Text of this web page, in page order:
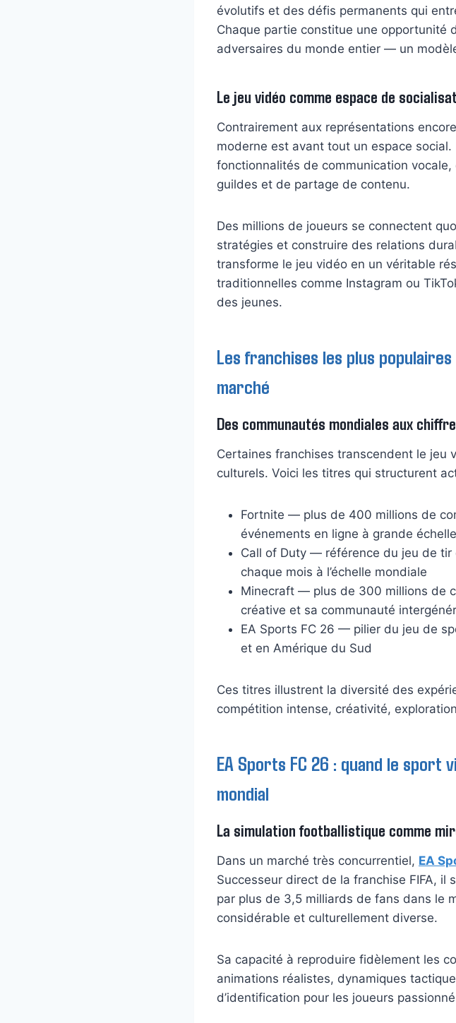
évolutifs et des défis permanents qui
Chaque partie constitue une opportunité
adversaires du monde entier — un
Le jeu vidéo comme espace de
Contrairement aux représentations
moderne est avant tout un espace
fonctionnalités de communication
guildes et de partage de contenu.
Des millions de joueurs se connectent
stratégies et construire des relations
transforme le jeu vidéo en un véritable
traditionnelles comme Instagram ou
des jeunes.
Les franchises les plus
marché
Des communautés mondiales aux
Certaines franchises transcendent le jeu
culturels. Voici les titres qui structurent
Fortnite — plus de 400 millions de
événements en ligne à grande échelle
Call of Duty — référence du jeu de
chaque mois à l’échelle mondiale
Minecraft — plus de 300 millions de
créative et sa communauté
EA Sports FC 26 — pilier du jeu de
et en Amérique du Sud
Ces titres illustrent la diversité des
compétition intense, créativité,
EA Sports FC 26 : quand le sport
mondial
La simulation footballistique comme
Dans un marché très concurrentiel, EA
Successeur direct de la franchise FIFA, il
par plus de 3,5 milliards de fans dans le
considérable et culturellement diverse.
Sa capacité à reproduire fidèlement les
animations réalistes, dynamiques
d’identification pour les joueurs